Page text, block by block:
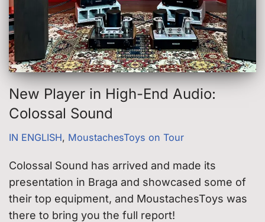
New Player in High-End Audio:
Colossal Sound
IN ENGLISH, MoustachesToys on Tour
Colossal Sound has arrived and made its
presentation in Braga and showcased some of
their top equipment, and MoustachesToys was
there to bring you the full report!